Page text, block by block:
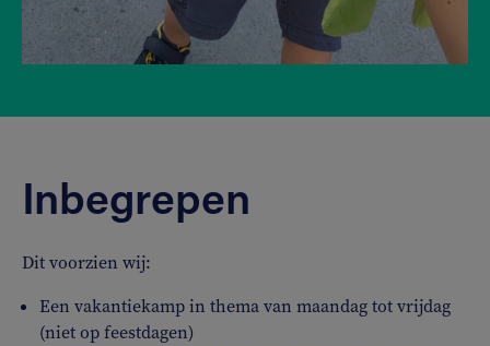
Inbegrepen
Dit voorzien wij:
Een vakantiekamp in thema van maandag tot vrijdag
(niet op feestdagen)